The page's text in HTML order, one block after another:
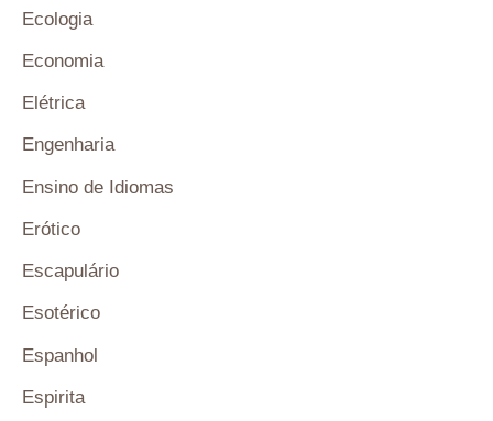
Ecologia
Economia
Elétrica
Engenharia
Ensino de Idiomas
Erótico
Escapulário
Esotérico
Espanhol
Espirita